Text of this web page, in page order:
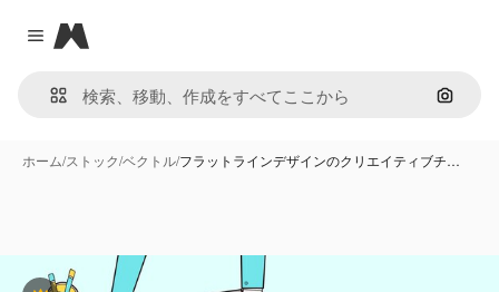
Close menu
Magnific
画像で
ホーム/ストック/ベクトル/フラットラインデザインのクリエイティブチ…